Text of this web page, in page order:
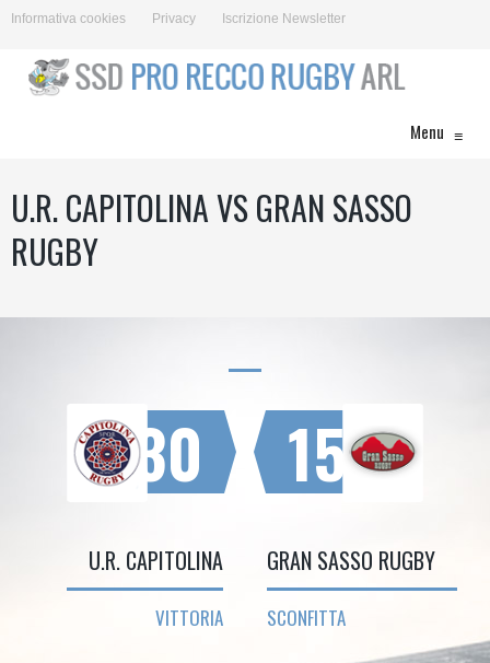
Informativa cookies Privacy Iscrizione Newsletter
Menu ≡
U.R. CAPITOLINA VS GRAN SASSO
RUGBY
30
U.R. CAPITOLINA
VITTORIA
15
GRAN SASSO RUGBY
SCONFITTA